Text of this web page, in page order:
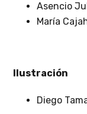
Asencio
María
Ilustración
Diego